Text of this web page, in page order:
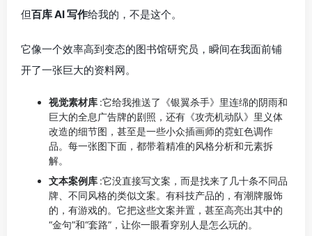
但百库 AI 写作给我的，不是这个。
它像一个效率高到变态的图书馆研究员，瞬间在我面前铺
开了一张巨大的资料网。
视觉素材库 :它给我推送了《银翼杀手》里连绵的阴雨和
巨大的全息广告牌的剧照，还有《攻壳机动队》里义体
改造的细节图，甚至是一些小众插画师的霓虹色调作
品。每一张图下面，都带着精准的风格分析和元素拆
解。
文本案例库 :它没直接写文案，而是找来了几十条不同品
牌、不同风格的类似文案。有科技产品的，有潮牌服饰
的，有游戏的。它把这些文案并置，甚至高亮出其中的
“金句”和“套路”，让你一眼看穿别人是怎么玩的。